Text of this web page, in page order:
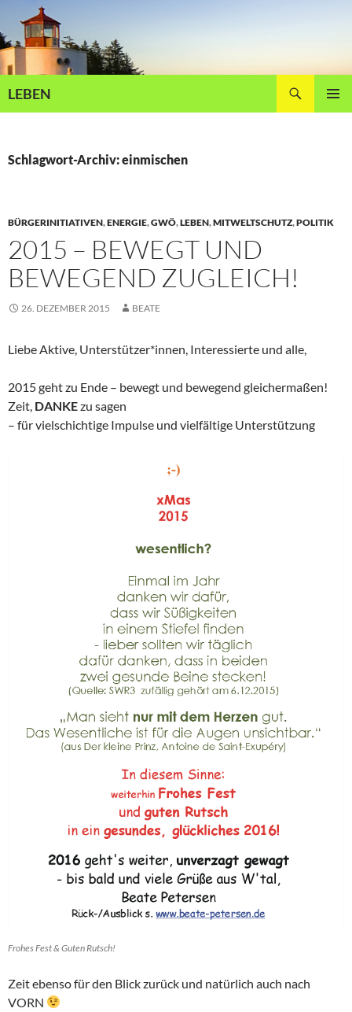
Inhalt
springen
LEBEN
Schlagwort-Archiv: einmischen
BÜRGERINITIATIVEN,ENERGIE,GWÖ,LEBEN,MITWELTSCHUTZ,POLITIK
2015 – BEWEGT UND
BEWEGEND ZUGLEICH!
26. DEZEMBER 2015 BEATE
Liebe Aktive, Unterstützer*innen, Interessierte und alle,
2015 geht zu Ende – bewegt und bewegend gleichermaßen!
Zeit, DANKEzu sagen
– für vielschichtige Impulse und vielfältige Unterstützung
Frohes Fest & Guten Rutsch!
Zeit ebenso für den Blick zurück und natürlich auch nach
VORN